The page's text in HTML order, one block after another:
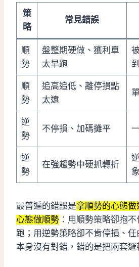
策
略
常見錯誤
順
勢
盤整期硬做、獲利單
太早跑
順
勢
追高追低、離停損點
太遠
逆
勢
不停損、加碼攤平
逆
勢
在強趨勢中硬抓轉折
最普遍的錯誤是拿順勢的心態
心態做順勢 ：用順勢策略卻抱
跑；用逆勢策略卻不肯停損、
本身沒有對錯，錯的是把兩套邏